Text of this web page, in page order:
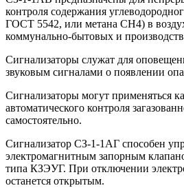
контроля содержания
ГОСТ 5542, или метана СН4) в
коммунально-бытовых и
Сигнализаторы служат для
звуковым сигналами о появлении
Сигнализаторы могут применяться
автоматического контроля
самостоятельно.
Сигнализатор СЗ-1-1АГ способен
электромагнитным запорным
типа КЗЭУГ. При отключении
останется открытым.